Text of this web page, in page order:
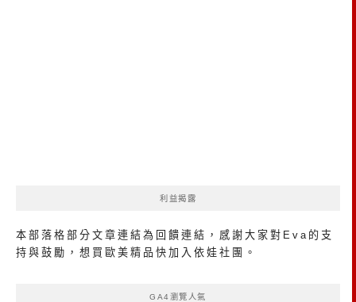
利益揭露
本部落格部分文章連結為回饋連結，感謝大家對Eva的支
持與鼓勵，想買歐美精品 快加入依娃社團 。
GA4瀏覽人氣